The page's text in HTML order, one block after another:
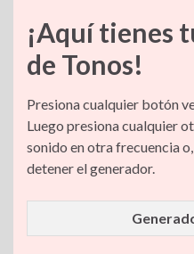
¡Aquí tienes
de Tonos!
Presiona cualquier botón
Luego presiona cualquier
sonido en otra frecuencia
detener el generador.